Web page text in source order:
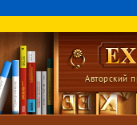
Авторский